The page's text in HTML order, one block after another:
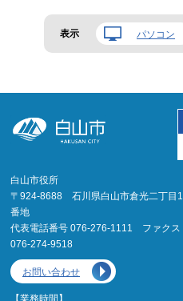
表示 パソコン
白山市役所
〒924-8688 石川県白山市倉光二丁目1
番地
代表電話番号 076-276-1111 ファクス
076-274-9518
お問い合わせ
【業務時間】